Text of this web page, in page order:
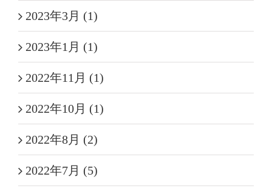
2023年3月 (1)
2023年1月 (1)
2022年11月 (1)
2022年10月 (1)
2022年8月 (2)
2022年7月 (5)